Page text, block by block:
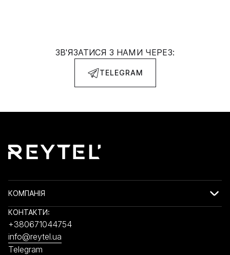
ЗВ'ЯЗАТИСЯ З НАМИ ЧЕРЕЗ:
TELEGRAM
КОМПАНІЯ
КОНТАКТИ:
+380671044754
info@reytel.ua
Telegram